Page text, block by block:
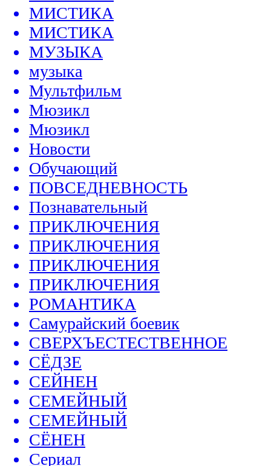
МИСТИКА
МИСТИКА
МУЗЫКА
музыка
Мультфильм
Мюзикл
Мюзикл
Новости
Обучающий
ПОВСЕДНЕВНОСТЬ
Познавательный
ПРИКЛЮЧЕНИЯ
ПРИКЛЮЧЕНИЯ
ПРИКЛЮЧЕНИЯ
ПРИКЛЮЧЕНИЯ
РОМАНТИКА
Самурайский боевик
СВЕРХЪЕСТЕСТВЕННОЕ
СЁДЗЕ
СЕЙНЕН
СЕМЕЙНЫЙ
СЕМЕЙНЫЙ
СЁНЕН
Сериал